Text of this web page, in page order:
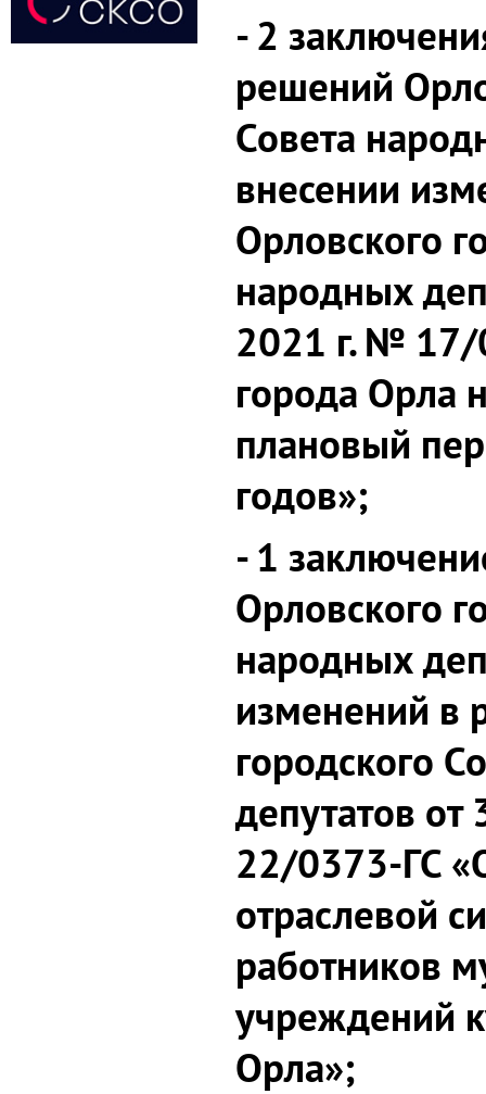
- 2
решений
Совета
внесении
Орловского
народных
2021 г. №
города Орла
плановый
годов»;
- 1
Орловского
народных
изменений в
городского
депутатов
22/0373-ГС
отраслевой
работников
учреждений
Орла»;